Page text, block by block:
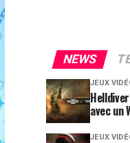
NEWS
JEUX
avec un
JEUX